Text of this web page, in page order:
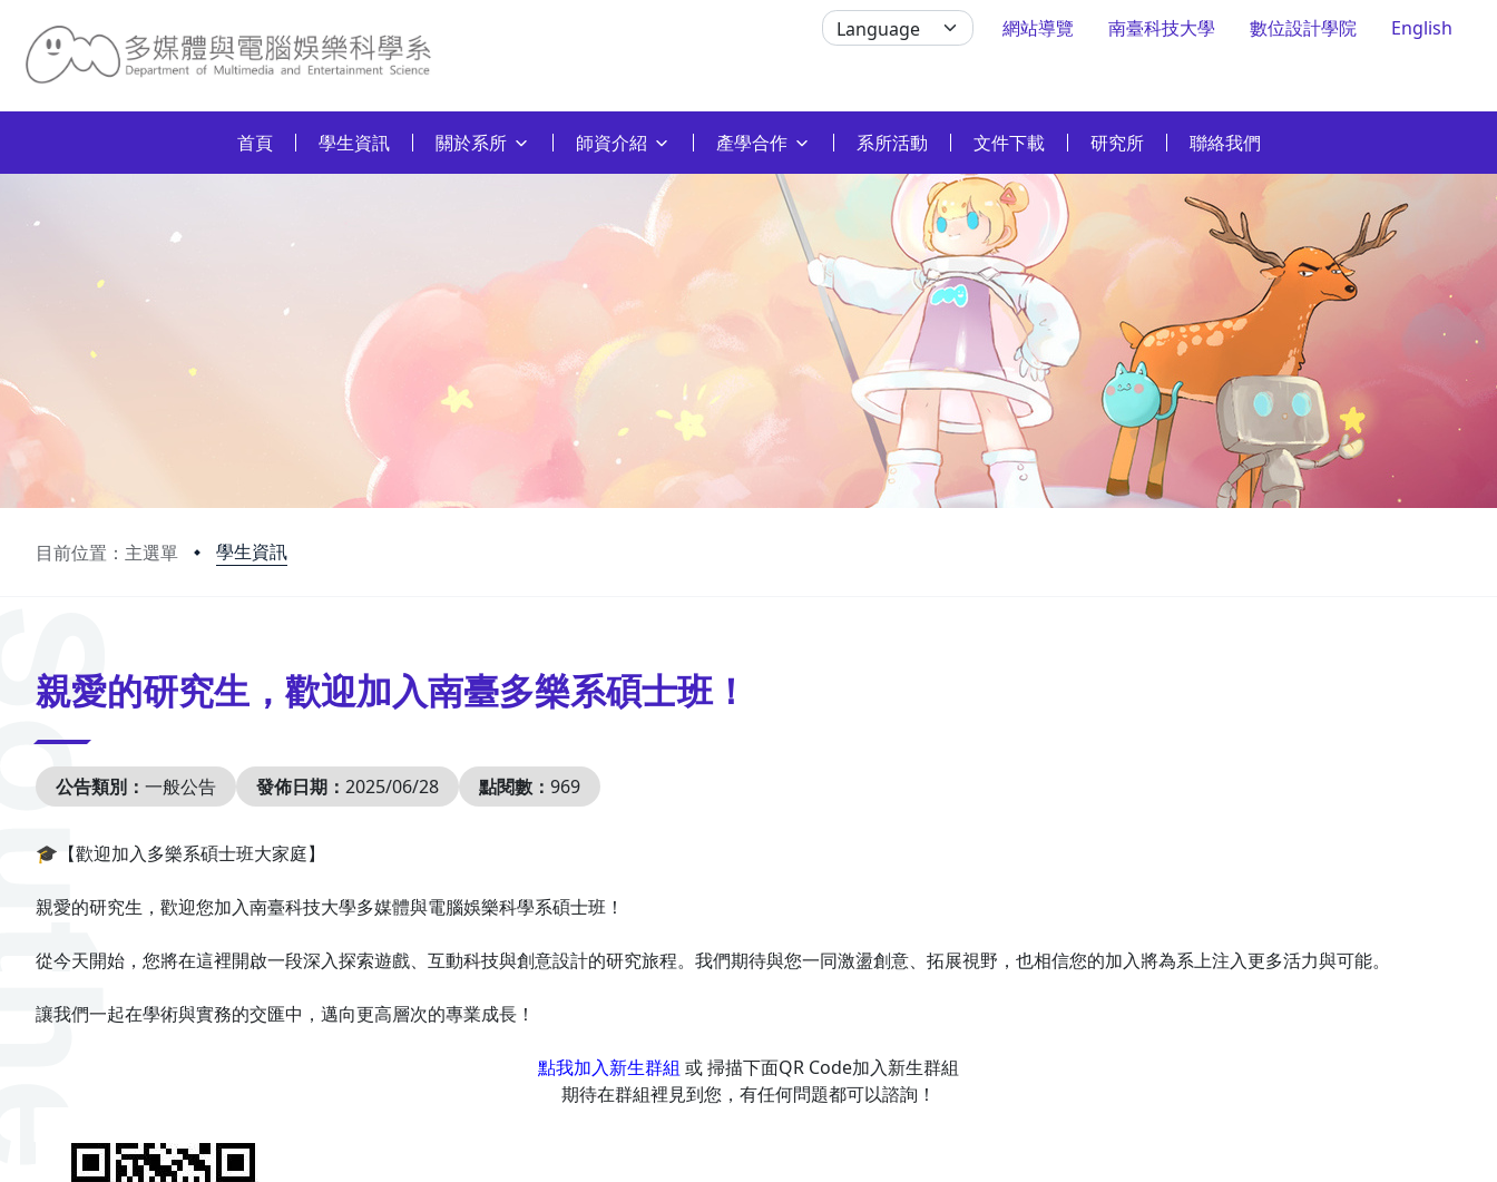
網站導覽 南臺科技大學 數位設計學院 English
首頁 學生資訊 關於系所 師資介紹 產學合作 系所活動 文件下載 研究所 聯絡我們
目前位置：主選單 學生資訊
親愛的研究生，歡迎加入南臺多樂系碩士班！
公告類別： 一般公告 發佈日期： 2025/06/28 點閱數： 969
🎓【歡迎加入多樂系碩士班大家庭】
親愛的研究生，歡迎您加入南臺科技大學多媒體與電腦娛樂科學系碩士班！
從今天開始，您將在這裡開啟一段深入探索遊戲、互動科技與創意設計的研究旅程。我們期待與您一同激盪創意、拓展視野，也相信您的加入將為系上注入更多活力與可能。
讓我們一起在學術與實務的交匯中，邁向更高層次的專業成長！
點我加入新生群組 或 掃描下面QR Code加入新生群組
期待在群組裡見到您，有任何問題都可以諮詢！